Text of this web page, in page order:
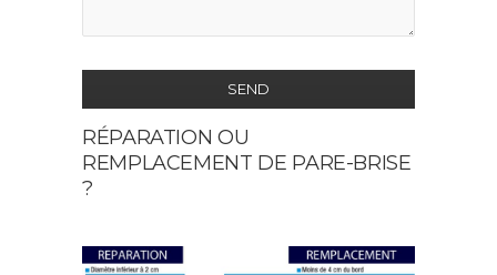
SEND
This
field
should
left
RÉPARATION OU
REMPLACEMENT DE PARE-BRISE
?